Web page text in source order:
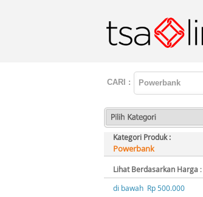
CARI :
Kategori Produk :
Powerbank
Lihat Berdasarkan Harga :
di bawah Rp 500.000